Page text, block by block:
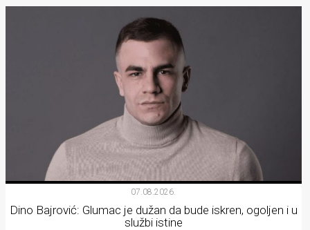
07.08.2026.
Dino Bajrović: Glumac je dužan da bude iskren, ogoljen i u
službi istine